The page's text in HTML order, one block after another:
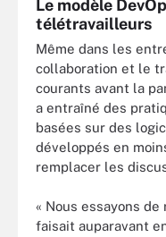
Le modèle
télétravailleurs
Même dans les
collaboration et le
courants avant la
a entraîné des
basées sur des
développés en
remplacer les
« Nous essayons
faisait auparavant